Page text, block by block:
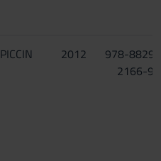
PICCIN 2012
978-
2166-9